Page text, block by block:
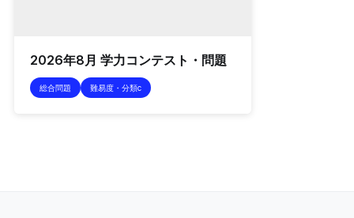
2026年8月 学力コンテスト・問題
総合問題 難易度・分類c